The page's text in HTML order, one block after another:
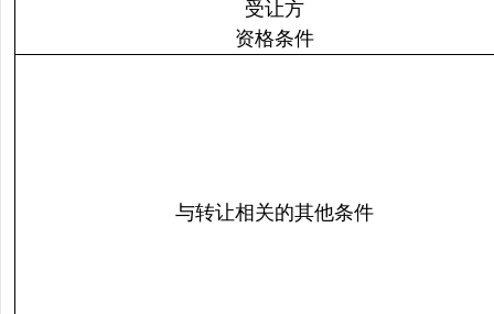
受让方
资格条件
与转让相关的其他条件